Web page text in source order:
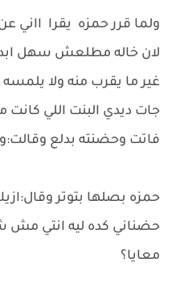
ولما قرر حمزه يقرا ااني
لان خاله مطلعش سهل
غير ما يقرب منه ولا يلمسه
جات ديدي البنت اللي كانت
فاتت وحضنته بدلع
حمزه بصلها بتوتر
حضناني كده ليه انتي مش
معايا؟